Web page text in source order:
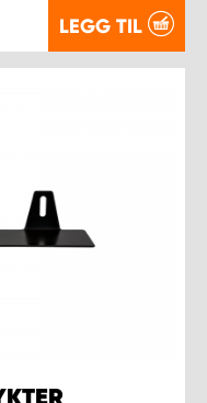
LEGG TIL